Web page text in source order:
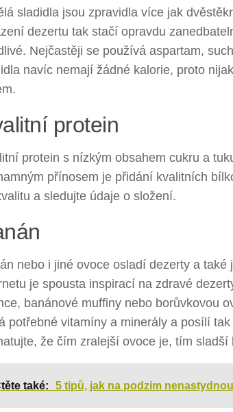
sladidla jsou zpravidla více jak
dezertu tak stačí opravdu
Nejčastěji se používá aspartam,
navíc nemají žádné kalorie, proto
protein
protein s nízkým obsahem cukru a
přínosem je přidání kvalitních
a sledujte údaje o složení.
nebo i jiné ovoce osladí dezerty a
je spousta inspirací na zdravé
banánové muffiny nebo borůvkovou
potřebné vitamíny a minerály a posílí
že čím zralejší ovoce je, tím sladší
také: 5 tipů, jak na podzim